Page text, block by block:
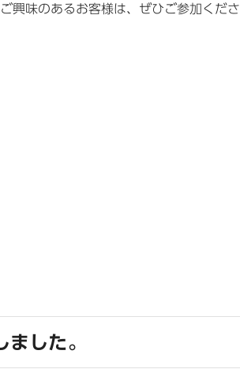
興味のあるお客様は、ぜひご参加くださ
した。